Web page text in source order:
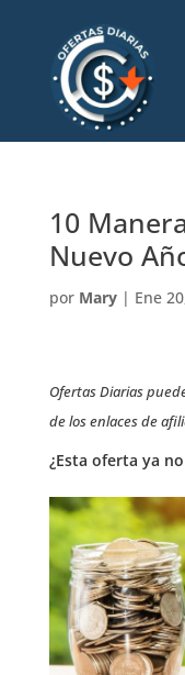
10
Nuevo
por Mary| Ene
Ofertas Diarias
de los enlaces de
¿Esta oferta ya